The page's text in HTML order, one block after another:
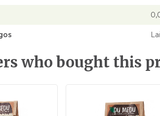
who bought this